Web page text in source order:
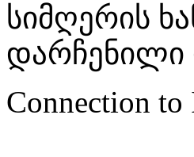
სიმღერის
Connection to